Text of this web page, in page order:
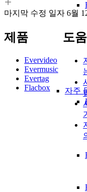
자주
마지막 수정 일자 6월
제품
Evervideo
Evermusic
Evertag
Flacbox
도